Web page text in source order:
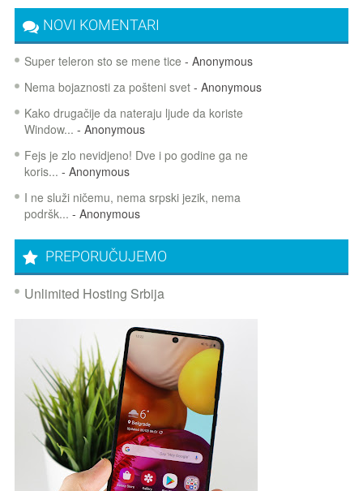
NOVI KOMENTARI
Super teleron sto se mene tice - Anonymous
Nema bojaznosti za pošteni svet- Anonymous
Kako drugačije da nateraju ljude da koriste
Window... - Anonymous
Fejs je zlo nevidjeno! Dve i po godine ga ne
koris... - Anonymous
I ne služi ničemu, nema srpski jezik, nema
podršk... - Anonymous
PREPORUČUJEMO
Unlimited Hosting Srbija